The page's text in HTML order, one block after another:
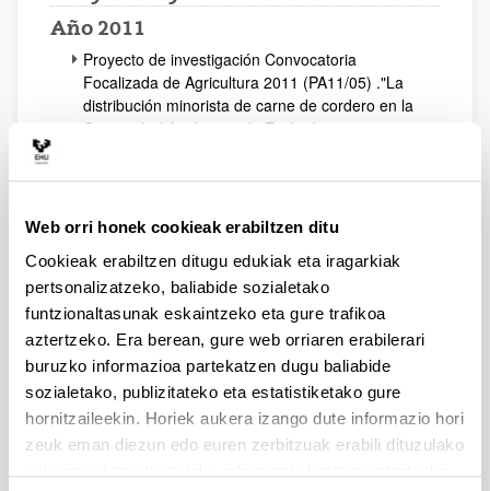
Web orri honek cookieak erabiltzen ditu
Cookieak erabiltzen ditugu edukiak eta iragarkiak
pertsonalizatzeko, baliabide sozialetako
funtzionaltasunak eskaintzeko eta gure trafikoa
aztertzeko. Era berean, gure web orriaren erabilerari
buruzko informazioa partekatzen dugu baliabide
sozialetako, publizitateko eta estatistiketako gure
hornitzaileekin. Horiek aukera izango dute informazio hori
zeuk eman diezun edo euren zerbitzuak erabili dituzulako
Año 2011
Proyecto de investigación Convocatoria
Focalizada de Agricultura 2011 (PA11/05) ."La
distribución minorista de carne de cordero en la
Comunidad Autónoma de Euskadi".
FESIDE: "Actividades fundacionales de FESIDE".
Contrato de investigación firmado con Sarein
Sistemas SL "Asesoramiento Comercial para el
proyecto TOUR EXP. (Etorgai 2010)".
IP: Julián Pando. INV.: Iñaki Periañez, Lucia
Mediano y Unai Tamayo.
Contrato de investigación firmado con
Innobasque "3º Estudio Temático de Casos
Innobasque ("Eco-innovación enfocada a las
Soluciones Urbanas")".
IP: Oskar Villarreal, Azucena Vicente y Unai